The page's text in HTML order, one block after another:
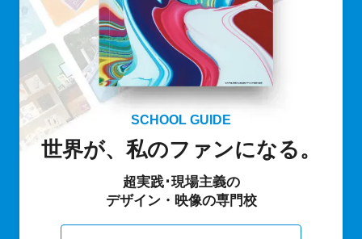
SCHOOL GUIDE
世界が、私のファンになる。
超実践･現場主義の
デザイン・映像の専門校